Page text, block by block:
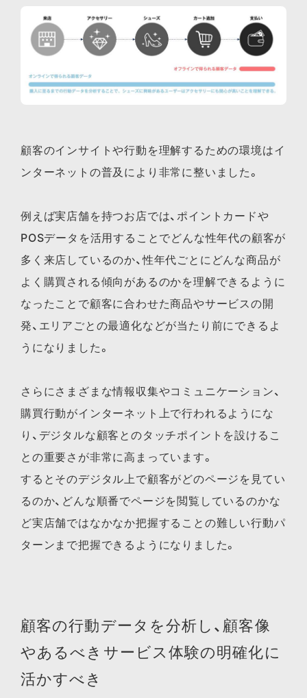
顧客のインサイトや行動を理解するための環境はイ
ンターネットの普及により非常に整いました。
例えば実店舗を持つお店では、ポイントカードや
POSデータを活用することでどんな性年代の顧客が
多く来店しているのか、性年代ごとにどんな商品が
よく購買される傾向があるのかを理解できるように
なったことで顧客に合わせた商品やサービスの開
発、エリアごとの最適化などが当たり前にできるよ
うになりました。
さらにさまざまな情報収集やコミュニケーション、
購買行動がインターネット上で行われるようにな
り、デジタルな顧客とのタッチポイントを設けるこ
との重要さが非常に高まっています。
するとそのデジタル上で顧客がどのページを見てい
るのか、どんな順番でページを閲覧しているのかな
ど実店舗ではなかなか把握することの難しい行動パ
ターンまで把握できるようになりました。
顧客の行動データを分析し、顧客像
やあるべきサービス体験の明確化に
活かすべき